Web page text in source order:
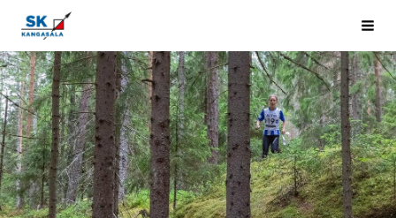
Siirry
sivun
sisältöön
Kangasala SK